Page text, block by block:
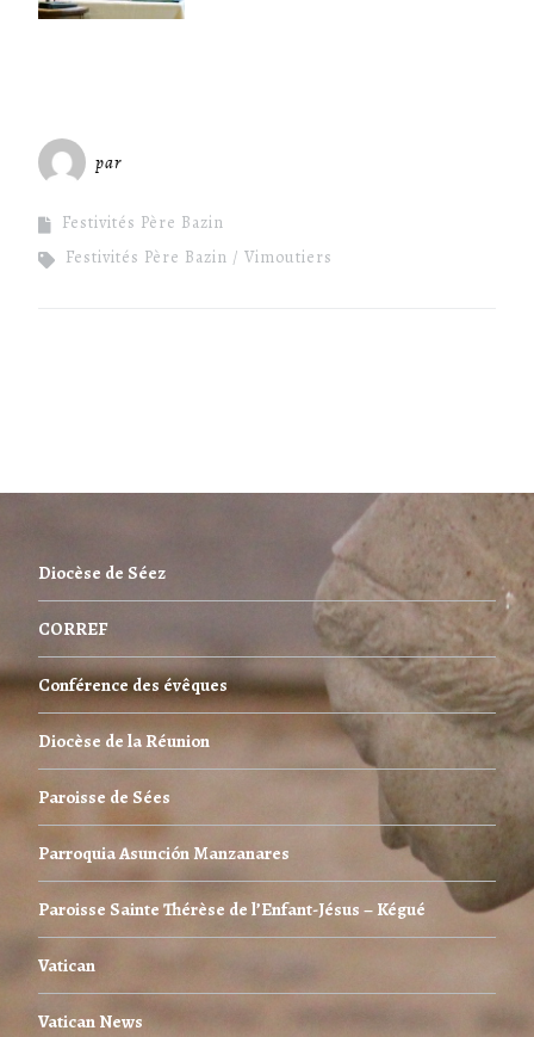
par
Festivités Père Bazin
Festivités Père Bazin
Vimoutiers
Diocèse de Séez
CORREF
Conférence des évêques
Diocèse de la Réunion
Paroisse de Sées
Parroquia Asunción Manzanares
Paroisse Sainte Thérèse de l’Enfant-Jésus – Kégué
Vatican
Vatican News